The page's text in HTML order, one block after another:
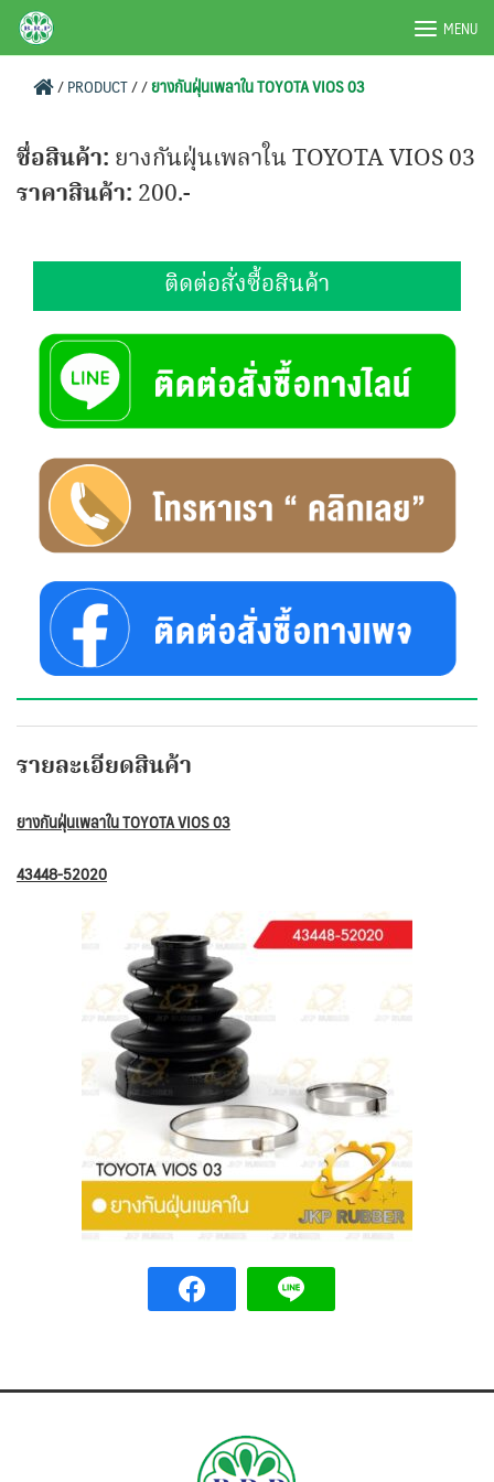
SkipBRPAUTO.COM MENU
/PRODUCT//ยางกันฝุ่นเพลาใน TOYOTA VIOS 03
ชื่อสินค้า: ยางกันฝุ่นเพลาใน TOYOTA VIOS 03
ราคาสินค้า: 200.-
ติดต่อสั่งซื้อสินค้า
รายละเอียดสินค้า
ยางกันฝุ่นเพลาใน TOYOTA VIOS 03
43448-52020